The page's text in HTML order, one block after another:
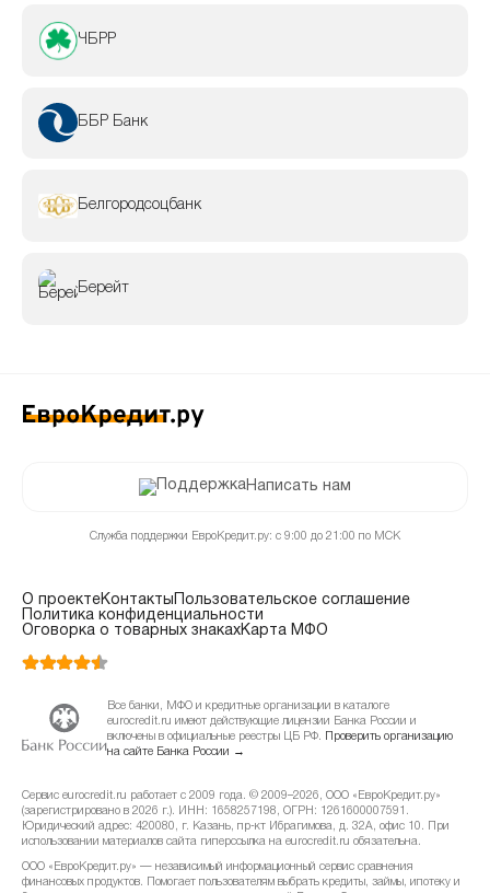
ЧБРР
ББР Банк
Белгородсоцбанк
Берейт
Написать нам
Служба поддержки ЕвроКредит.ру: с 9:00 до 21:00 по МСК
О проектеКонтакты Пользовательское соглашение
Политика конфиденциальности
Оговорка о товарных знакахКарта МФО
Все банки, МФО и кредитные организации в каталоге
eurocredit.ru имеют действующие лицензии Банка России и
включены в официальные реестры ЦБ РФ.
Проверить организацию
на сайте Банка России →
Сервис eurocredit.ru работает с 2009 года. © 2009–2026, ООО «ЕвроКредит.ру»
(зарегистрировано в 2026 г.). ИНН: 1658257198, ОГРН: 1261600007591.
Юридический адрес: 420080, г. Казань, пр-кт Ибрагимова, д. 32А, офис 10. При
использовании материалов сайта гиперссылка на eurocredit.ru обязательна.
ООО «ЕвроКредит.ру» — независимый информационный сервис сравнения
финансовых продуктов. Помогает пользователям выбрать кредиты, займы, ипотеку и